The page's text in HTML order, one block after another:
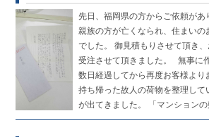
先日、福岡県の方からご依頼が
親族の方が亡くなられ、住まい
でした。 御見積もりさせて頂き
受注させて頂きました。 無事に
数日経過してから再度お客様より
持ち帰った故人の荷物を整理し
が出てきました。 「マンション